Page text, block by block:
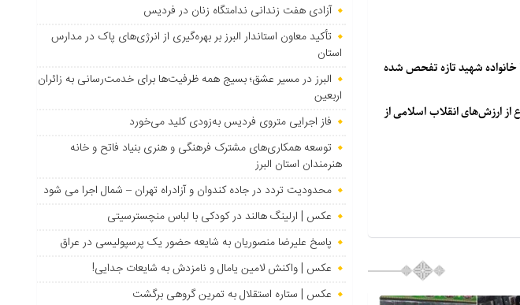
خانواده شهید تازه تفحص شده
ارزش‌های انقلاب اسلامی از
آزادی هفت زندانی ندامتگاه زنان در فردیس
تأکید معاون استاندار البرز بر بهره‌گیری از انرژی‌های پاک در مدارس
استان
البرز در مسیر عشق؛ بسیج همه ظرفیت‌ها برای خدمت‌رسانی به زائران
اربعین
فاز اجرایی متروی فردیس به‌زودی کلید می‌خورد
توسعه همکاری‌های مشترک فرهنگی و هنری بنیاد فاتح و خانه
هنرمندان استان البرز
محدودیت تردد در جاده کندوان و آزادراه تهران – شمال اجرا می شود
عکس | ارلینگ هالند در کودکی با لباس منچسترسیتی
پاسخ علیرضا منصوریان به شایعه حضور یک پرسپولیسی در عراق
عکس | واکنش لامین یامال و نامزدش به شایعات جدایی!
عکس | ستاره استقلال به تمرین گروهی برگشت